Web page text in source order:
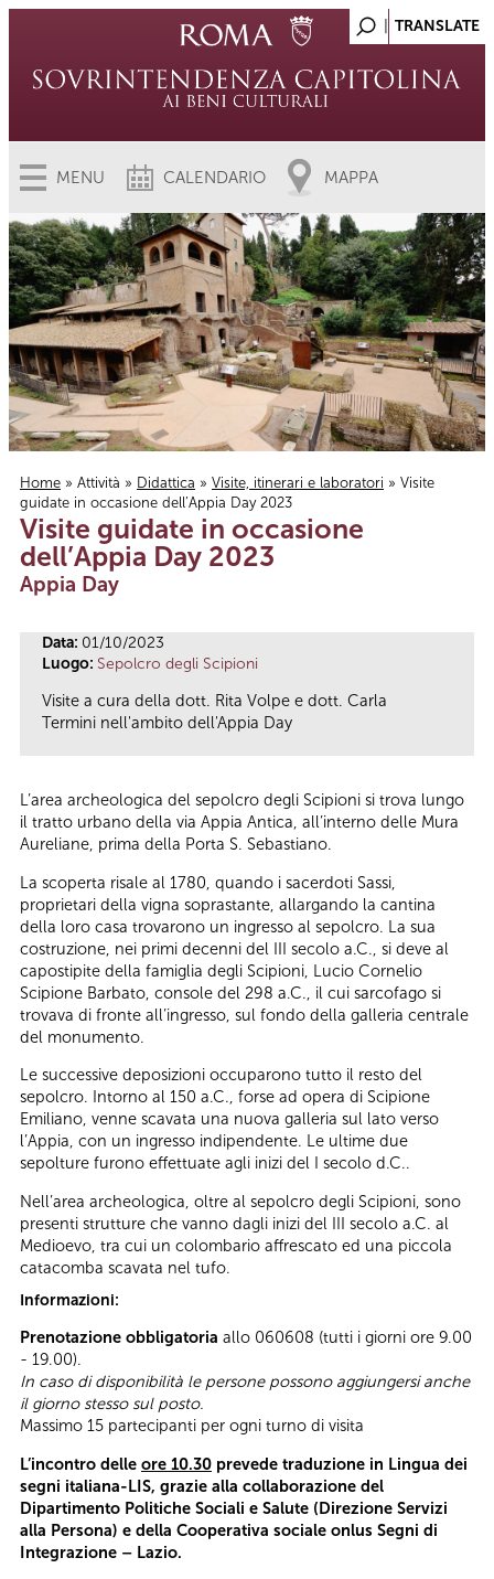
MENU CALENDARIO MAPPA
Tu sei qui
Home » Attività » Didattica » Visite, itinerari e laboratori » Visite
guidate in occasione dell’Appia Day 2023
Visite guidate in occasione
dell’Appia Day 2023
Appia Day
Data: 01/10/2023
Luogo: Sepolcro degli Scipioni
Visite a cura della dott. Rita Volpe e dott. Carla
Termini nell'ambito dell'Appia Day
L’area archeologica del sepolcro degli Scipioni si trova lungo
il tratto urbano della via Appia Antica, all’interno delle Mura
Aureliane, prima della Porta S. Sebastiano.
La scoperta risale al 1780, quando i sacerdoti Sassi,
proprietari della vigna soprastante, allargando la cantina
della loro casa trovarono un ingresso al sepolcro. La sua
costruzione, nei primi decenni del III secolo a.C., si deve al
capostipite della famiglia degli Scipioni, Lucio Cornelio
Scipione Barbato, console del 298 a.C., il cui sarcofago si
trovava di fronte all’ingresso, sul fondo della galleria centrale
del monumento.
Le successive deposizioni occuparono tutto il resto del
sepolcro. Intorno al 150 a.C., forse ad opera di Scipione
Emiliano, venne scavata una nuova galleria sul lato verso
l’Appia, con un ingresso indipendente. Le ultime due
sepolture furono effettuate agli inizi del I secolo d.C..
Nell’area archeologica, oltre al sepolcro degli Scipioni, sono
presenti strutture che vanno dagli inizi del III secolo a.C. al
Medioevo, tra cui un colombario affrescato ed una piccola
catacomba scavata nel tufo.
Informazioni:
Prenotazione obbligatoria allo 060608 (tutti i giorni ore 9.00
- 19.00).
In caso di disponibilità le persone possono aggiungersi anche
il giorno stesso sul posto.
Massimo 15 partecipanti per ogni turno di visita
L’incontro delle ore 10.30 prevede traduzione in Lingua dei
segni italiana-LIS, grazie alla collaborazione del
Dipartimento Politiche Sociali e Salute (Direzione Servizi
alla Persona) e della Cooperativa sociale onlus Segni di
Integrazione – Lazio.